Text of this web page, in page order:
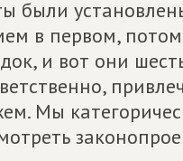
были
в первом,
и вот они
Мы